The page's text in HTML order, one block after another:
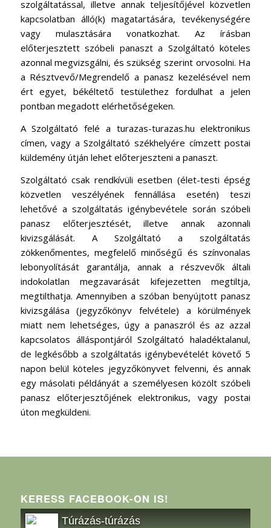
szolgáltatással, illetve annak teljesítőjével közvetlen
kapcsolatban álló(k) magatartására, tevékenységére
vagy mulasztására vonatkozhat. Az írásban
előterjesztett szóbeli panaszt a Szolgáltató köteles
azonnal megvizsgálni, és szükség szerint orvosolni. Ha
a Résztvevő/Megrendelő a panasz kezelésével nem
ért egyet, békéltető testülethez fordulhat a jelen
pontban megadott elérhetőségeken.
A Szolgáltató felé a turazas-turazas.hu elektronikus
címen, vagy a Szolgáltató székhelyére címzett postai
küldemény útján lehet előterjeszteni a panaszt.
Szolgáltató csak rendkívüli esetben (élet-testi épség
közvetlen veszélyének fennállása esetén) teszi
lehetővé a szolgáltatás igénybevétele során szóbeli
panasz előterjesztését, illetve annak azonnali
kivizsgálását. A Szolgáltató a szolgáltatás
zökkenőmentes, megfelelő minőségű és színvonalas
lebonyolítását garantálja, annak a részvevők általi
indokolatlan megzavarását kifejezetten megtiltja,
megtilthatja. Amennyiben a szóban benyújtott panasz
kivizsgálása (jegyzőkönyv felvétele) a körülmények
miatt nem lehetséges, úgy a panaszról és az azzal
kapcsolatos álláspontjáról Szolgáltató haladéktalanul,
de legkésőbb a szolgáltatás igénybevételét követő 5
napon belül köteles jegyzőkönyvet felvenni, és annak
egy másolati példányát a személyesen közölt szóbeli
panasz előterjesztőjének elektronikus, vagy postai
úton megküldeni.
KERESS FACEBOOK-ON IS!
Túrázás-túrázás